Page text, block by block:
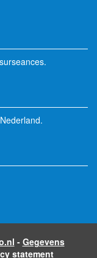
- Gegevens
statement